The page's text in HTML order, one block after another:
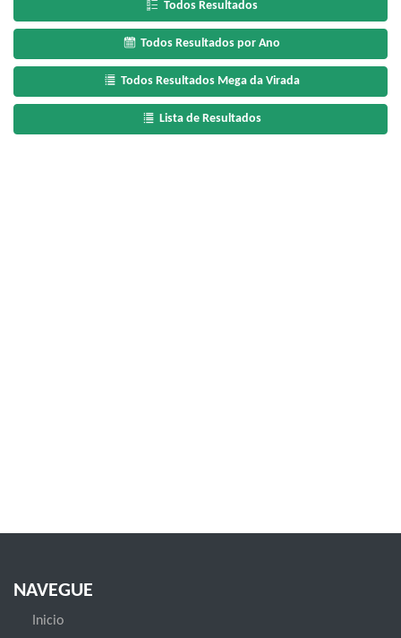
Todos Resultados
Todos Resultados por Ano
Todos Resultados Mega da Virada
Lista de Resultados
NAVEGUE
Inicio